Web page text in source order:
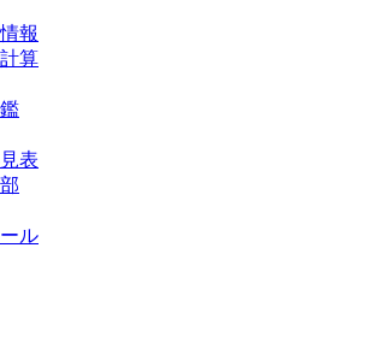
報
算
表
ル